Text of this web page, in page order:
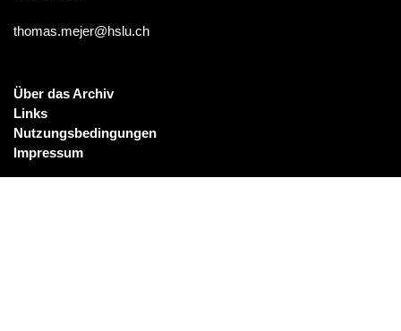
thomas.mejer@hslu.ch
Über das Archiv
Links
Nutzungsbedingungen
Impressum